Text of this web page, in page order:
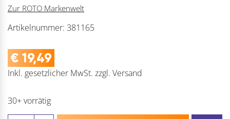
Zur ROTO Markenwelt
Artikelnummer: 381165
€ 19,49
Inkl. gesetzlicher MwSt. zzgl. Versand
30+ vorrätig